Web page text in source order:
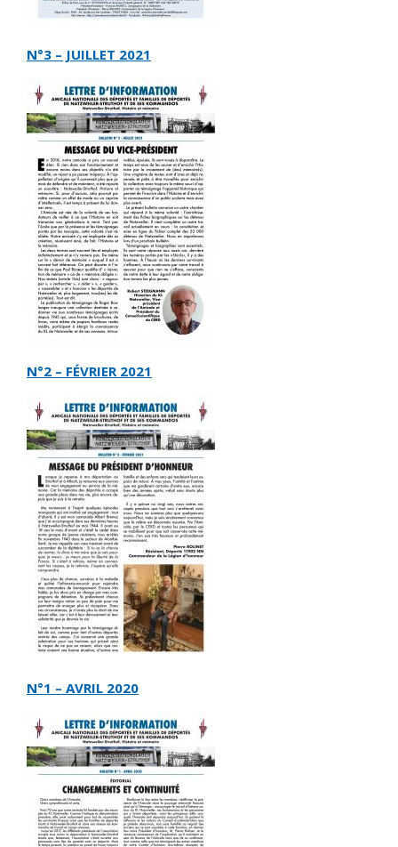
N°3 – JUILLET 2021
N°2 – FÉVRIER 2021
N°1 – AVRIL 2020